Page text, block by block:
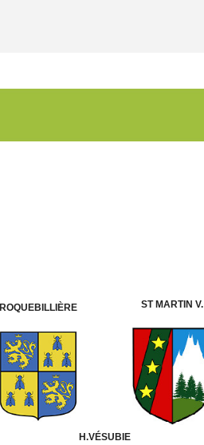
ROQUEBILLIÈRE ST MARTIN V.
H.VÉSUBIE